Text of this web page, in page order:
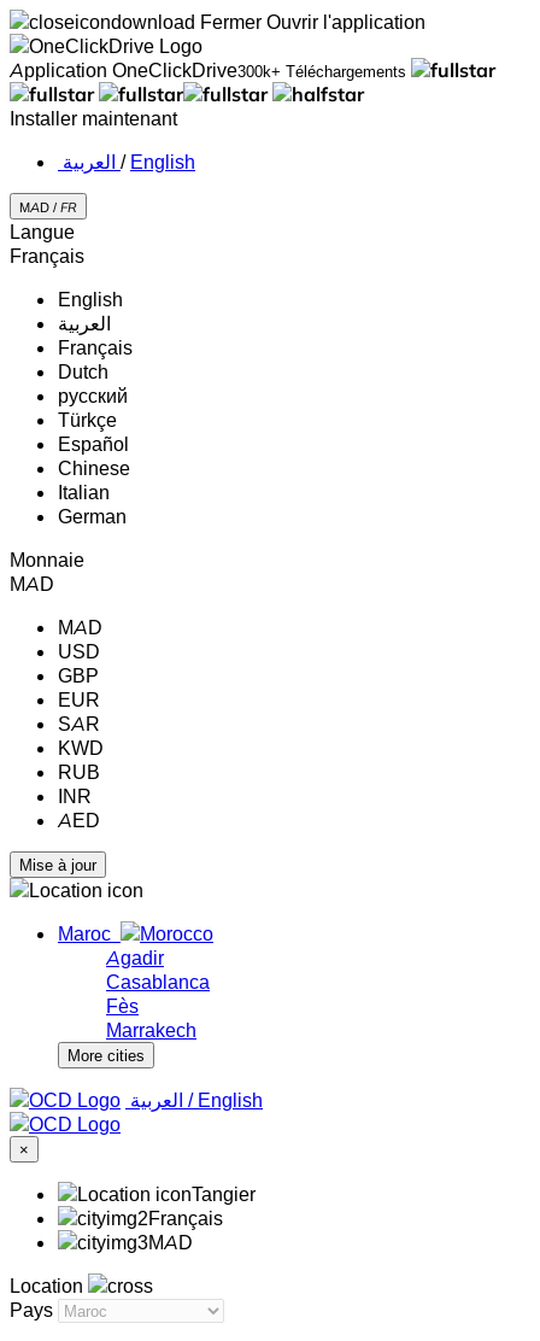
Fermer Ouvrir l'application
Application OneClickDrive300k+ Téléchargements
Installer maintenant
‏العربية ‏ / English
MAD / FR
Langue
Français
English
‏العربية‏
Français
Dutch
русский
Türkçe
Español
Chinese
Italian
German
Monnaie
MAD
MAD
USD
GBP
EUR
SAR
KWD
RUB
INR
AED
Maroc
Agadir
Casablanca
Fès
Marrakech
More cities
‏العربية ‏ / English
×
Tangier
Français
MAD
Location
Pays